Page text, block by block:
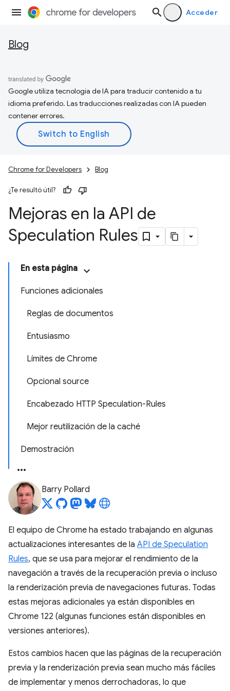
Acceder
Blog
Google utiliza tecnología de IA para traducir contenido a tu
idioma preferido. Las traducciones realizadas con IA pueden
contener errores.
Chrome for Developers Blog
¿Te resultó útil?
Mejoras en la API de
Speculation Rules
En esta página
Funciones adicionales
Reglas de documentos
Entusiasmo
Límites de Chrome
Opcional source
Encabezado HTTP Speculation-Rules
Mejor reutilización de la caché
Demostración
Barry Pollard
El equipo de Chrome ha estado trabajando en algunas
actualizaciones interesantes de la API de Speculation
Rules, que se usa para mejorar el rendimiento de la
navegación a través de la recuperación previa o incluso
la renderización previa de navegaciones futuras. Todas
estas mejoras adicionales ya están disponibles en
Chrome 122 (algunas funciones están disponibles en
versiones anteriores).
Estos cambios hacen que las páginas de la recuperación
previa y la renderización previa sean mucho más fáciles
de implementar y menos derrochadoras, lo que